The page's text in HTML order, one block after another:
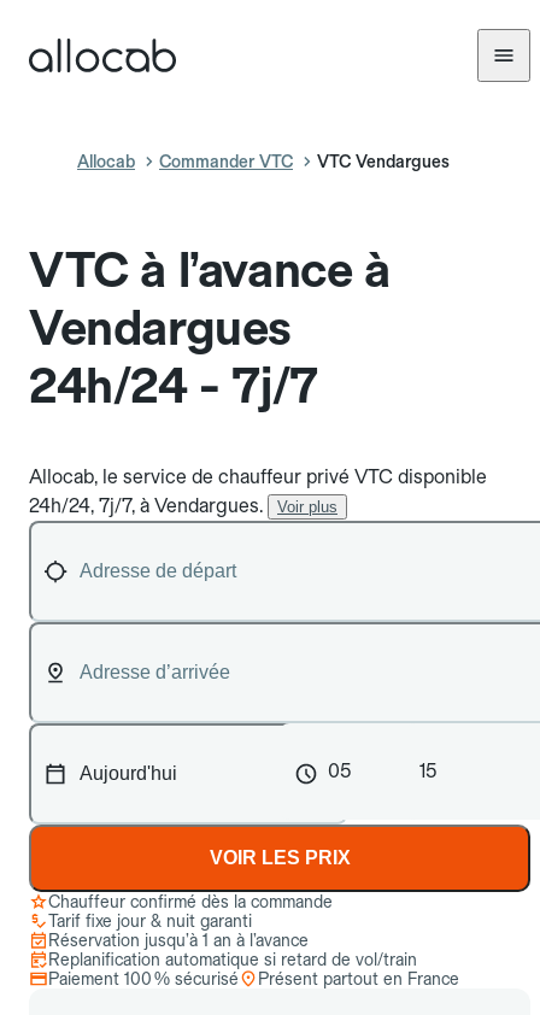
Allocab Commander VTC VTC Vendargues
VTC à l’avance à
Vendargues
24h/24 - 7j/7
Allocab, le service de chauffeur privé VTC disponible
24h/24, 7j/7, à Vendargues.
Voir plus
05 15
VOIR LES PRIX
Chauffeur confirmé dès la commande
Tarif fixe jour & nuit garanti
Réservation jusqu’à 1 an à l’avance
Replanification automatique si retard de vol/train
Paiement 100 % sécurisé
Présent partout en France